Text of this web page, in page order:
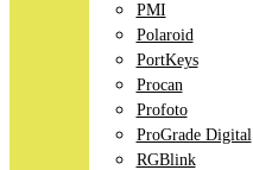
PMI
Polaroid
PortKeys
Procan
Profoto
ProGrade Digital
RGBlink